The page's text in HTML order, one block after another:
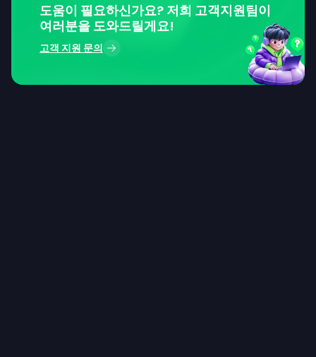
도움이 필요하신가요? 저희 고객지원팀이
여러분을 도와드릴게요!
고객 지원 문의